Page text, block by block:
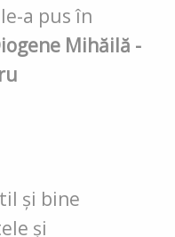
a pus în
Mihăilă -
și bine
și